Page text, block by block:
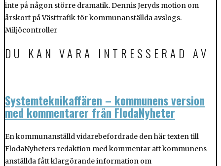
inte på någon större dramatik. Dennis Jeryds motion om
årskort på Västtrafik för kommunanställda avslogs.
Miljöcontroller
DU KAN VARA INTRESSERAD AV
Systemteknikaffären – kommunens version
med kommentarer från FlodaNyheter
En kommunanställd vidarebefordrade den här texten till
FlodaNyheters redaktion med kommentar att kommunens
anställda fått klargörande information om